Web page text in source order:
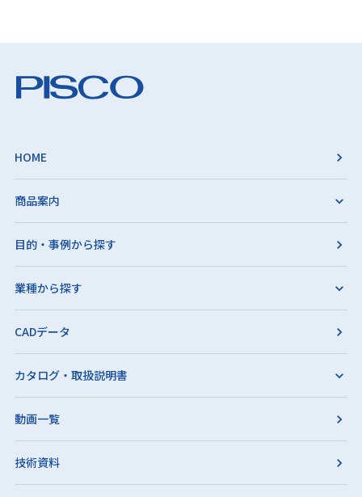
HOME
商品案内
目的・事例から探す
業種から探す
CADデータ
カタログ・取扱説明書
動画一覧
技術資料